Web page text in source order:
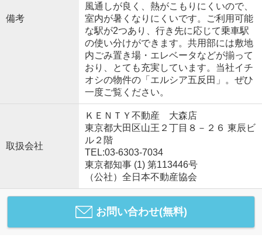
備考
風通しが良く、熱がこもりにくいので、
室内が暑くなりにくいです。ご利用可能
な駅が2つあり、行き先に応じて乗車駅
の使い分けができます。共用部には敷地
内ごみ置き場・エレベータなどが揃って
おり、とても充実しています。当社イチ
オシの物件の「エルシア五反田」。ぜひ
一度ご覧ください。
取扱会社
ＫＥＮＴＹ不動産 大森店
東京都大田区山王２丁目８－２６ 東辰ビ
ル２階
TEL:03-6303-7034
東京都知事 (1) 第113446号
（公社）全日本不動産協会
お問い合わせ(無料)